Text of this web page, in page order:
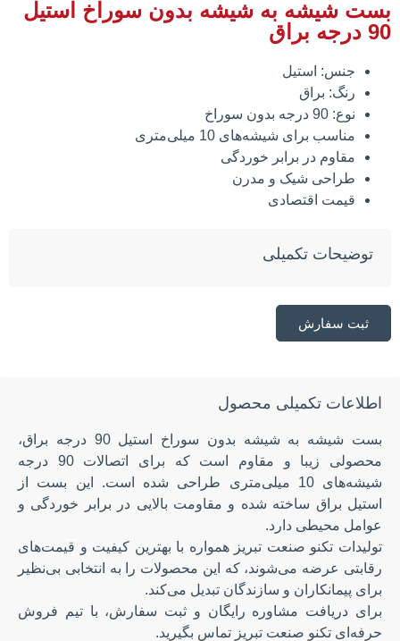
بست شیشه به شیشه بدون سوراخ استیل
90 درجه براق
جنس: استیل
رنگ: براق
نوع: 90 درجه بدون سوراخ
مناسب برای شیشه‌های 10 میلی‌متری
مقاوم در برابر خوردگی
طراحی شیک و مدرن
قیمت اقتصادی
توضیحات تکمیلی
ثبت سفارش
اطلاعات تکمیلی محصول
بست شیشه به شیشه بدون سوراخ استیل 90 درجه براق،
محصولی زیبا و مقاوم است که برای اتصالات 90 درجه
شیشه‌های 10 میلی‌متری طراحی شده است. این بست از
استیل براق ساخته شده و مقاومت بالایی در برابر خوردگی و
عوامل محیطی دارد.
تولیدات تکنو صنعت تبریز همواره با بهترین کیفیت و قیمت‌های
رقابتی عرضه می‌شوند، که این محصولات را به انتخابی بی‌نظیر
برای پیمانکاران و سازندگان تبدیل می‌کند.
برای دریافت مشاوره رایگان و ثبت سفارش، با تیم فروش
حرفه‌ای تکنو صنعت تبریز تماس بگیرید.